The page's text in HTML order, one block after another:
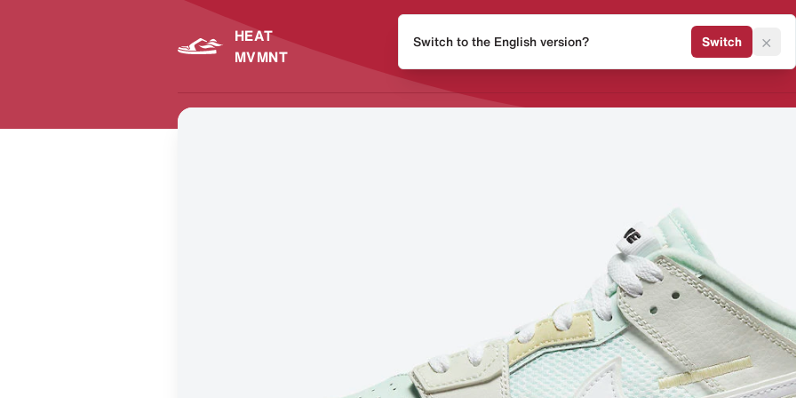
HEAT
MVMNT
Release Kalender Sneaker
Switch to the English version? Switch ×